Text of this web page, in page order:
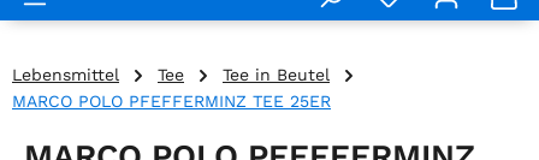
Lebensmittel Tee
Tee in Beutel
MARCO POLO PFEFFERMINZ TEE 25ER